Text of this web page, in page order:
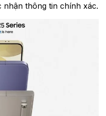
nhận thông tin chính xác.